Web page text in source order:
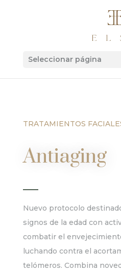
Seleccionar página
TRATAMIENTOS
Antiaging
Nuevo protocolo
signos de la edad con
combatir el
luchando contra el
telómeros. Combina